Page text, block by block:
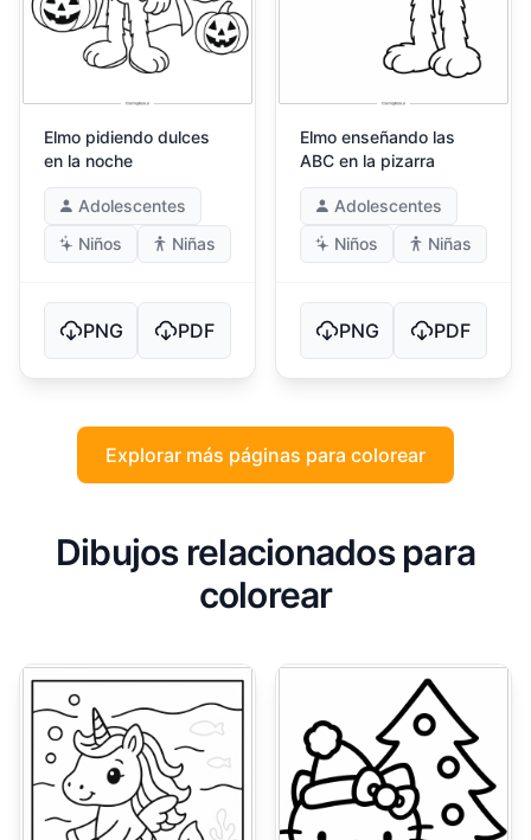
Elmo pidiendo dulces
en la noche
Adolescentes
Niños
Niñas
PNG PDF
Elmo enseñando las
ABC en la pizarra
Adolescentes
Niños
Niñas
PNG PDF
Explorar más páginas para colorear
Dibujos relacionados para
colorear